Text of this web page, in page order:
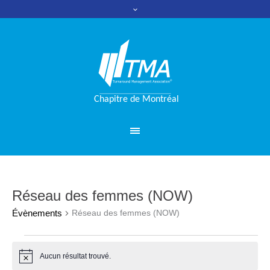
Réseau des femmes (NOW)
Évènements Réseau des femmes (NOW)
Évènements
Notice Aucun résultat trouvé.